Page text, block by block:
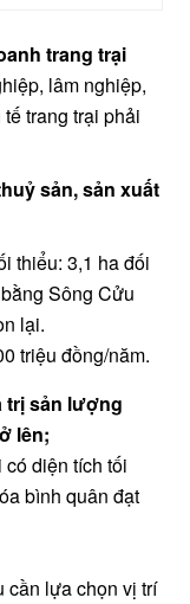
trang trại
lâm nghiệp,
trang trại phải
sản, sản xuất
thiểu: 3,1 ha đối
Sông Cửu
lại.
triệu đồng/năm.
trị sản lượng
lên;
diện tích tối
bình quân đạt
cần lựa chọn vị trí